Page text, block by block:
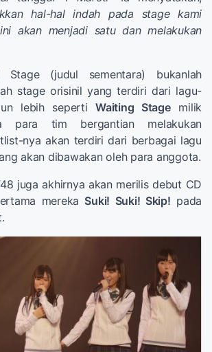
hal-hal indah pada stage kami
akan menjadi satu dan melakukan
Stage (judul sementara) bukanlah
stage orisinil yang terdiri dari lagu-
lebih sepertiWaiting Stagemilik
tim bergantian melakukan
nya akan terdiri dari berbagai lagu
akan dibawakan oleh para anggota.
juga akhirnya akan merilis debut CD
mereka Suki! Suki! Skip! pada